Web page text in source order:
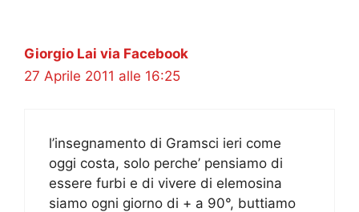
Giorgio Lai via Facebook
27 Aprile 2011 alle 16:25
l’insegnamento di Gramsci ieri come
oggi costa, solo perche’ pensiamo di
essere furbi e di vivere di elemosina
siamo ogni giorno di + a 90°, buttiamo